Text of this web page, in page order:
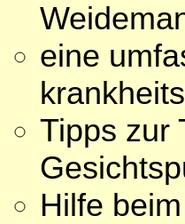
eine
Tipps zur
Hilfe